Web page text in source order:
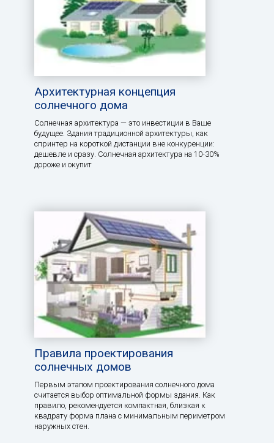
Архитектурная концепция
солнечного дома
Солнечная архитектура — это инвестиции в Ваше
будущее. Здания традиционной архитектуры, как
спринтер на короткой дистанции вне конкуренции:
дешевле и сразу. Солнечная архитектура на 10-30%
дороже и окупит
Правила проектирования
солнечных домов
Первым этапом проектирования солнечного дома
считается выбор оптимальной формы здания. Как
правило, рекомендуется компактная, близкая к
квадрату форма плана с минимальным периметром
наружных стен.